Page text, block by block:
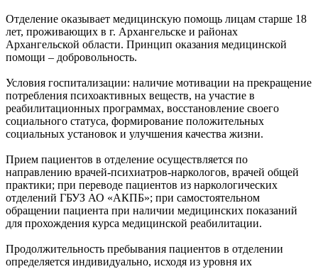
Отделение оказывает медицинскую помощь лицам старше 18
лет, проживающих в г. Архангельске и районах
Архангельской области. Принцип оказания медицинской
помощи – добровольность.
Условия госпитализации: наличие мотивации на прекращение
потребления психоактивных веществ, на участие в
реабилитационных программах, восстановление своего
социального статуса, формирование положительных
социальных установок и улучшения качества жизни.
Прием пациентов в отделение осуществляется по
направлению врачей-психиатров-наркологов, врачей общей
практики; при переводе пациентов из наркологических
отделений ГБУЗ АО «АКПБ»; при самостоятельном
обращении пациента при наличии медицинских показаний
для прохождения курса медицинской реабилитации.
Продолжительность пребывания пациентов в отделении
определяется индивидуально, исходя из уровня их